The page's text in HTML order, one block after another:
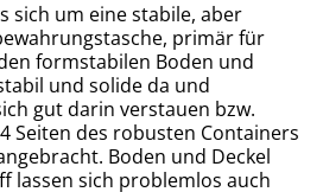
sich um eine stabile, aber
primär für
formstabilen Boden und
und solide da und
gut darin verstauen bzw.
Seiten des robusten Containers
Boden und Deckel
lassen sich problemlos auch